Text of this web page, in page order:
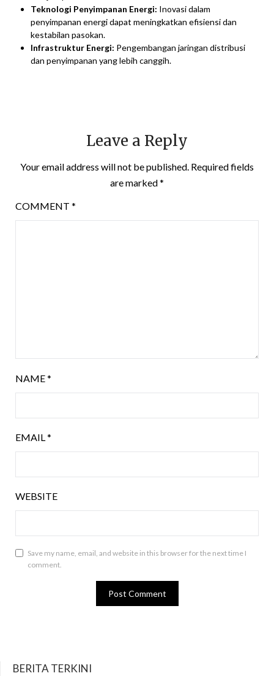
Teknologi Penyimpanan Energi: Inovasi dalam
penyimpanan energi dapat meningkatkan efisiensi dan
kestabilan pasokan.
Infrastruktur Energi: Pengembangan jaringan distribusi
dan penyimpanan yang lebih canggih.
Leave a Reply
Your email address will not be published. Required fields
are marked*
COMMENT *
NAME*
EMAIL *
WEBSITE
Save my name, email, and website in this browser for the next time I
comment.
BERITA TERKINI